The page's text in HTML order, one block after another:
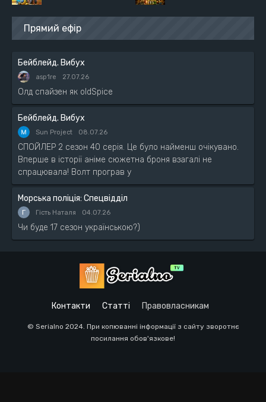
Прямий ефір
Бейблейд. Вибух
asp1re 27.07.26
Олд спайзен як oldSpice
Бейблейд. Вибух
Sun Project 08.07.26
СПОЙЛЕР 2 сезон 40 серія. Це було найменш очікувано.
Вперше в історії аніме сюжетна броня взагалі не
спрацювала! Волт програв у
Морська поліція: Спецвідділ
Г Гість Наталя 04.07.26
Чи буде 17 сезон українською?)
Контакти Статті Правовласникам
© Serialno 2024. При копюванні інформації з сайту зворотнє
посилання обов'язкове!